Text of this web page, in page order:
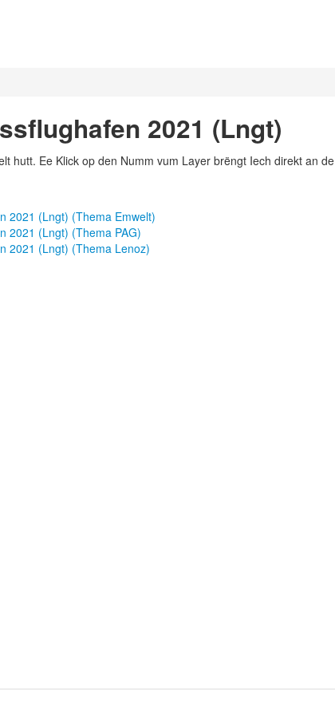
2021 (Lngt)
hutt. Ee Klick op den Numm vum Layer brëngt Iech direkt an de
2021 (Lngt) (Thema Emwelt)
2021 (Lngt) (Thema PAG)
2021 (Lngt) (Thema Lenoz)